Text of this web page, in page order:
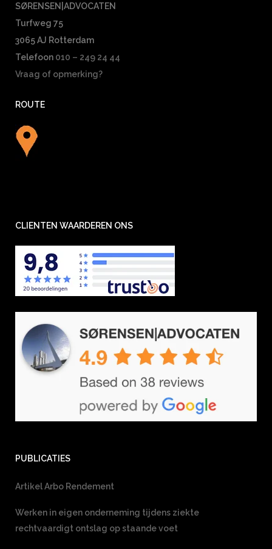
SØRENSEN|ADVOCATEN
Turfweg 75
3065 AJ Rotterdam
Telefoon 010 – 249 24 44
Vraag of opmerking?
ROUTE
CLIENTEN WAARDEREN ONS
PUBLICATIES
Artikel Arbo Rendement
Werken in eigen onderneming tijdens ziekte
rechtvaardigt ontslag op staande voet